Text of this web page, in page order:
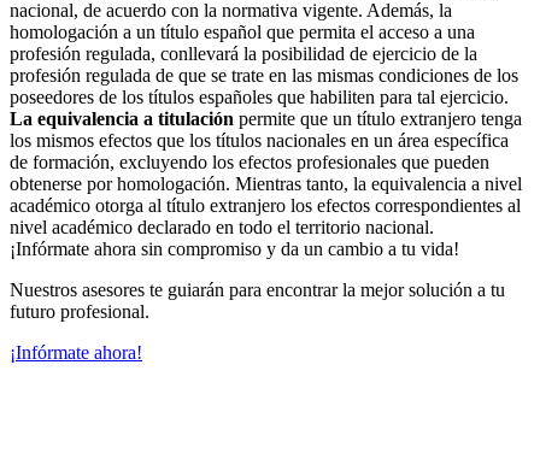
nacional, de acuerdo con la normativa vigente. Además, la
homologación a un título español que permita el acceso a una
profesión regulada, conllevará la posibilidad de ejercicio de la
profesión regulada de que se trate en las mismas condiciones de los
poseedores de los títulos españoles que habiliten para tal ejercicio.
La equivalencia a titulación permite que un título extranjero tenga
los mismos efectos que los títulos nacionales en un área específica
de formación, excluyendo los efectos profesionales que pueden
obtenerse por homologación. Mientras tanto, la equivalencia a nivel
académico otorga al título extranjero los efectos correspondientes al
nivel académico declarado en todo el territorio nacional.
¡Infórmate ahora sin compromiso y da un cambio a tu vida!
Nuestros asesores te guiarán para encontrar la mejor solución a tu
futuro profesional.
¡Infórmate ahora!